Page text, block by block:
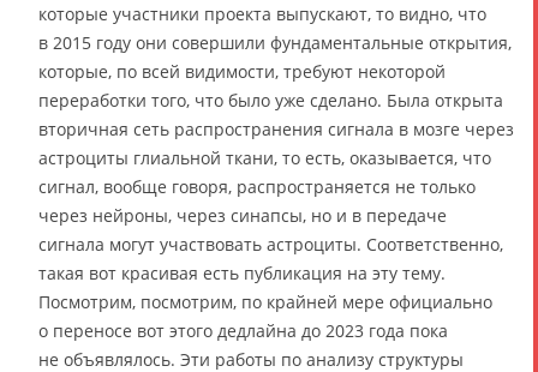
которые участники проекта выпускают, то видно, что
в 2015 году они совершили фундаментальные открытия,
которые, по всей видимости, требуют некоторой
переработки того, что было уже сделано. Была открыта
вторичная сеть распространения сигнала в мозге через
астроциты глиальной ткани, то есть, оказывается, что
сигнал, вообще говоря, распространяется не только
через нейроны, через синапсы, но и в передаче
сигнала могут участвовать астроциты. Соответственно,
такая вот красивая есть публикация на эту тему.
Посмотрим, посмотрим, по крайней мере официально
о переносе вот этого дедлайна до 2023 года пока
не объявлялось. Эти работы по анализу структуры